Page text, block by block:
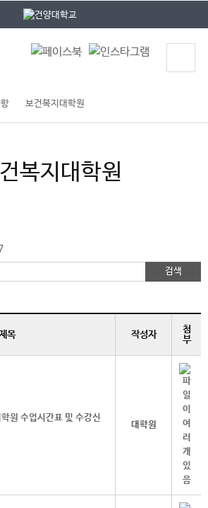
보건복지대학원
복지대학원
목 작성자
첨
부
원 수업시간표 및 수강신
대학원